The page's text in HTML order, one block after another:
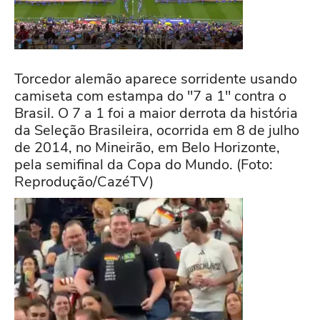
42'
Manuel Neuer (Alemanha) sofre uma falta no
campo defensivo.
Falta cometida por Sherel Floranus (Curaçao).
41' Falta cometida por Florian Wirtz (Alemanha).
Leandro Bacuna (Curaçao) sofre uma falta no
campo defensivo.
Finalização defendida. David Raum
(Alemanha) finalização com o pé esquerdo do
lado esquerdo da área.
de Livano Comenencia.
(Alemanha) finalização com o pé direito do
meio da área. Assistência de Leroy Sané.
O quarto árbitro anunciou 4 minutos de
acréscimo.
Finalização bloqueada, Kai Havertz
(Alemanha) de cabeça do meio da área.
Oportunidade perdida Kai Havertz
(Alemanha), de cabeça do meio da área.
Torcedor alemão aparece sorridente usando
camiseta com estampa do "7 a 1" contra o
Brasil. O 7 a 1 foi a maior derrota da história
da Seleção Brasileira, ocorrida em 8 de julho
de 2014, no Mineirão, em Belo Horizonte,
pela semifinal da Copa do Mundo. (Foto:
Reprodução/CazéTV)